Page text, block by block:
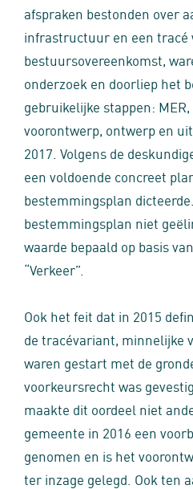
afspraken bestonden over
infrastructuur en een tracé
bestuursovereenkomst,
onderzoek en doorliep het
gebruikelijke stappen:
voorontwerp, ontwerp en
2017. Volgens de
een voldoende concreet
bestemmingsplan
bestemmingsplan niet
waarde bepaald op basis
“Verkeer”.
Ook het feit dat in 2015
de tracévariant, minnelijke
waren gestart met de
voorkeursrecht was
maakte dit oordeel niet
gemeente in 2016 een
genomen en is het
ter inzage gelegd. Ook ten